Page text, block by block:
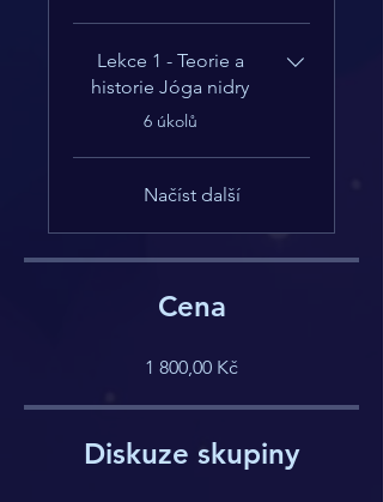
Lekce 1 - Teorie a
historie Jóga nidry
6 úkolů
Načíst další
Cena
1 800,00 Kč
Diskuze skupiny